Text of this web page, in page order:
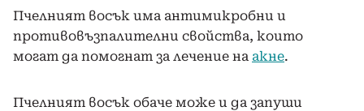
Пчелният восък има антимикробни и
противовъзпалителни свойства, които
могат да помогнат за лечение на акне.
Пчелният восък обаче може и да запуши